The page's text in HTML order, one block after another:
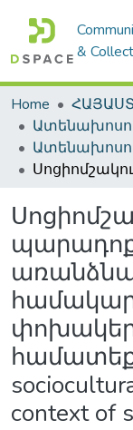
&
Home
context of